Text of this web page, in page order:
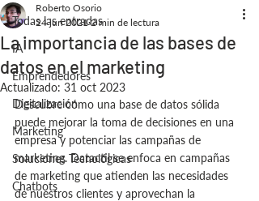
Todas las entradas
IA
Emprendedores
Digitalización
Marketing
Soluciones Tecnológicas
Chatbots
La importancia de las bases de
datos en el marketing
Roberto Osorio
24 jun 2021 2 min de lectura
Actualizado: 31 oct 2023
Descubre cómo una base de datos sólida
puede mejorar la toma de decisiones en una
empresa y potenciar las campañas de
marketing. Datactil se enfoca en campañas
de marketing que atienden las necesidades
de nuestros clientes y aprovechan la